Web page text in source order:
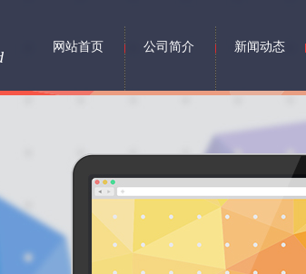
网站首页 公司简介 新闻动态